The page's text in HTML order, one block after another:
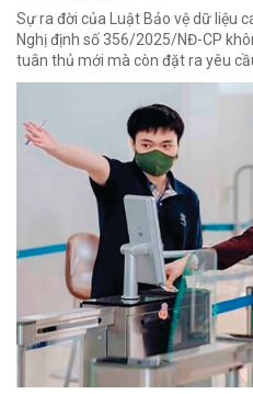
Sự ra đời của Luật Bảo vệ dữ liệu
Nghị định số 356/2025/NĐ-CP
tuân thủ mới mà còn đặt ra yêu